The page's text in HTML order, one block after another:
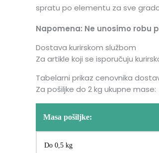
spratu po elementu za sve
Napomena: Ne unosimo robu
Dostava kurirskom službom
Za artikle koji se isporučuju
Tabelarni prikaz cenovnika
Za pošiljke do 2 kg ukupne mase:
Masa pošiljke:
Do 0,5 kg